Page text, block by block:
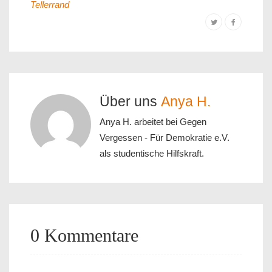
Tellerrand
Über uns Anya H.
Anya H. arbeitet bei Gegen
Vergessen - Für Demokratie e.V.
als studentische Hilfskraft.
0 Kommentare